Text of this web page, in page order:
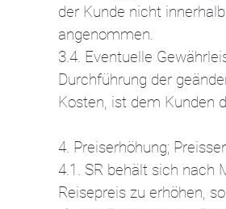
der Kunde nicht
angenommen.
3.4. Eventuelle
Durchführung der
Kosten, ist dem Kunden
4. Preiserhöhung;
4.1. SR behält sich nach
Reisepreis zu erhöhen,